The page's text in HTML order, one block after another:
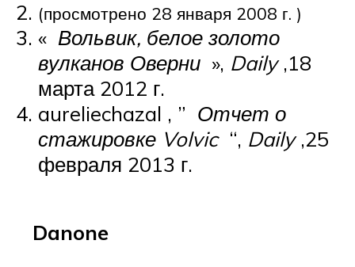
(просмотрено 28 января 2008 г. )
« Вольвик, белое золото
вулканов Оверни », Daily,18
марта 2012 г.
aureliechazal , ” Отчет о
стажировке Volvic“, Daily,25
февраля 2013 г.
Danone